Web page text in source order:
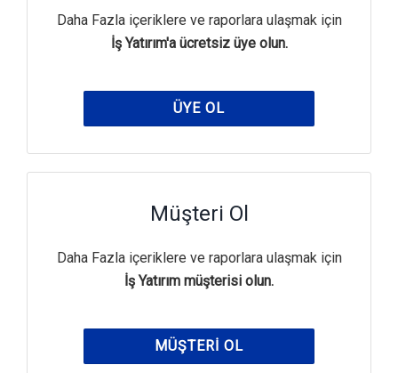
Daha Fazla içeriklere ve raporlara ulaşmak için
İş Yatırım'a ücretsiz üye olun.
ÜYE OL
Müşteri Ol
Daha Fazla içeriklere ve raporlara ulaşmak için
İş Yatırım müşterisi olun.
MÜŞTERI OL